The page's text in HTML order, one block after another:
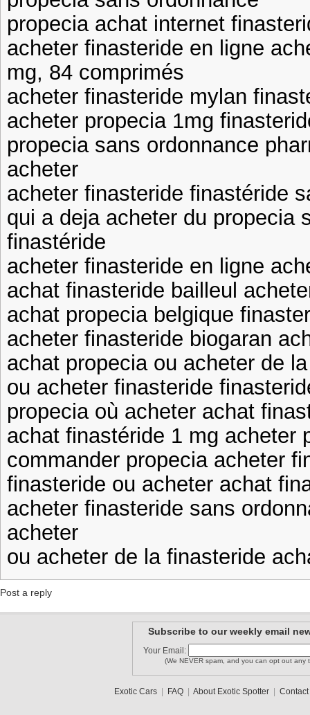
propecia achat internet
acheter finasteride en ligne
mg, 84 comprimés
acheter finasteride mylan
acheter propecia 1mg
propecia sans ordonnance
acheter
acheter finasteride finastéride
qui a deja acheter du propecia
finastéride
acheter finasteride en ligne
achat finasteride bailleul
achat propecia belgique
acheter finasteride biogaran
achat propecia ou acheter de
ou acheter finasteride
propecia où acheter achat
achat finastéride 1 mg acheter
commander propecia acheter
finasteride ou acheter achat
acheter finasteride sans
acheter
ou acheter de la finasteride
Post a reply
Subscribe to our weekly email
Your Email:
(We NEVER spam, and you can opt out any
Exotic Cars| FAQ| About Exotic Spotter| Contact